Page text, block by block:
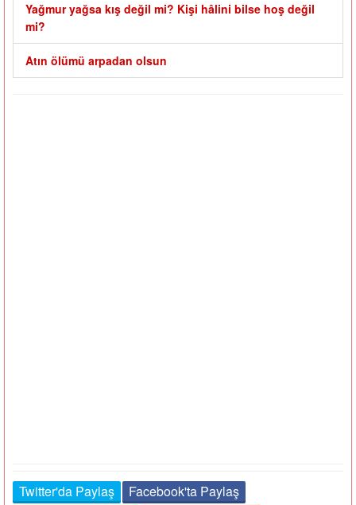
Yağmur yağsa kış değil mi? Kişi hâlini bilse hoş değil
mi?
Atın ölümü arpadan olsun
Twitter'da Paylaş
Facebook'ta Paylaş